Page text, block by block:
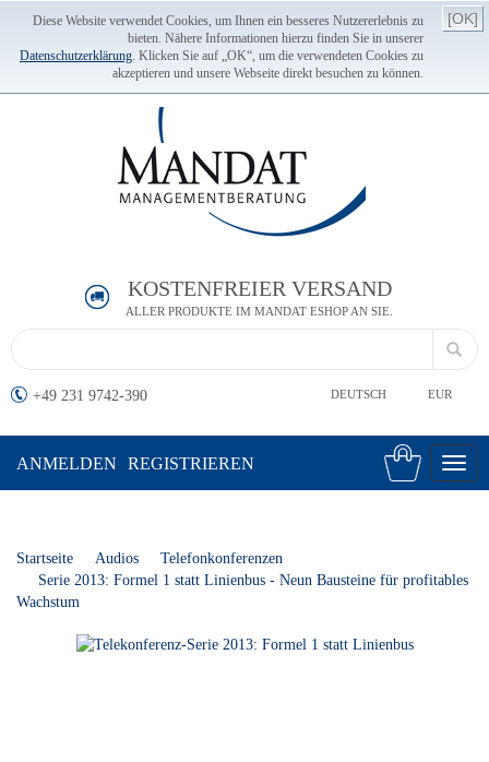
Diese Website verwendet Cookies, um Ihnen ein besseres Nutzererlebnis zu
bieten. Nähere Informationen hierzu finden Sie in unserer
Datenschutzerklärung. Klicken Sie auf „OK“, um die verwendeten Cookies zu
akzeptieren und unsere Webseite direkt besuchen zu können.
[OK]
KOSTENFREIER VERSAND
ALLER PRODUKTE IM MANDAT ESHOP AN SIE.
+49 231 9742-390 DEUTSCH EUR
ANMELDEN REGISTRIEREN
Startseite Audios
Telefonkonferenzen
Serie 2013: Formel 1 statt Linienbus - Neun Bausteine für profitables
Wachstum